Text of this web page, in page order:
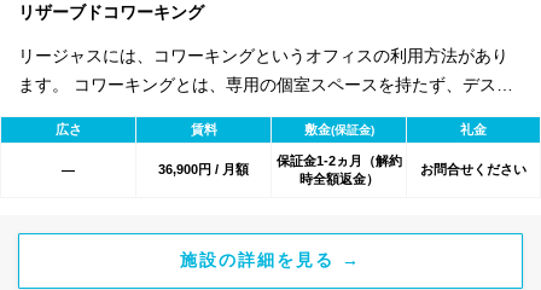
リザーブドコワーキング
リージャスには、コワーキングというオフィスの利用方法があり
ます。 コワーキングとは、専用の個室スペースを持たず、デスク
単位でご契約いただく共有型でオープンなオフィススペースで
す。 毎日の通常利用のほか、12ヶ月、5日間/月、10日間/月と4つ
の契約プランをご用意しています。
広さ 賃料 敷金(保証金) 礼金
― 36,900円 / 月額
保証金1-2ヵ月（解約
時全額返金）
お問合せください
施設の詳細を見る →